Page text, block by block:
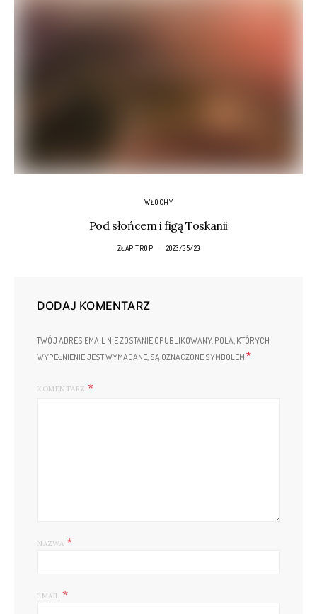
WŁOCHY
Pod słońcem i figą Toskanii
ZŁAP TROP 2023/05/20
DODAJ KOMENTARZ
TWÓJ ADRES EMAIL NIE ZOSTANIE OPUBLIKOWANY. POLA, KTÓRYCH
WYPEŁNIENIE JEST WYMAGANE, SĄ OZNACZONE SYMBOLEM *
KOMENTARZ
NAZWA *
EMAIL *